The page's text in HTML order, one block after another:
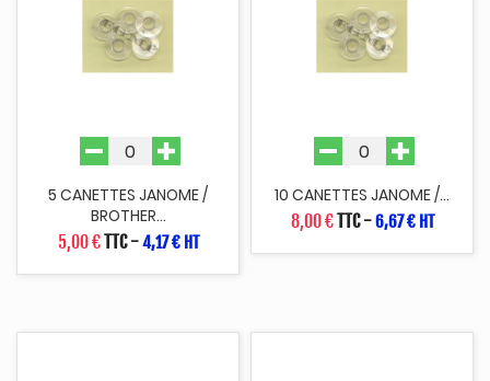
5 CANETTES JANOME /
BROTHER...
5,00 €TTC-4,17 € HT
10 CANETTES JANOME /...
8,00 €TTC-6,67 € HT